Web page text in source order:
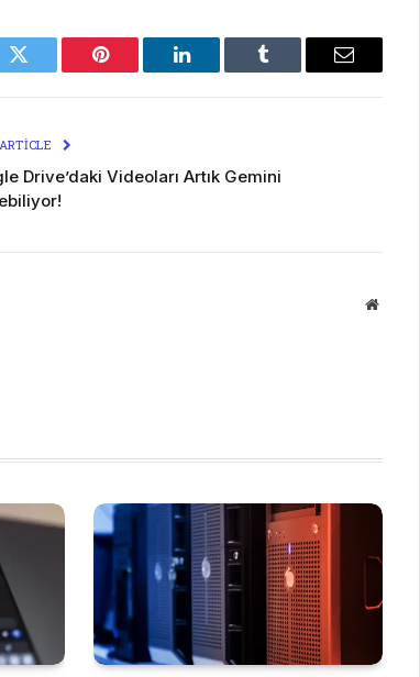
Twitter Pinterest LinkedIn Tumblr Email
Drive’daki Videoları Artık Gemini
Website